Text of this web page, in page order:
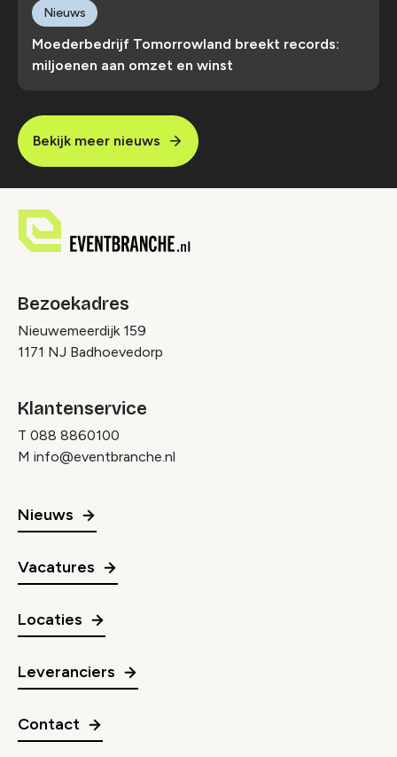
Moederbedrijf Tomorrowland breekt records:
miljoenen aan omzet en winst
Nieuws
Bekijk meer nieuws
Bezoekadres
Nieuwemeerdijk 159
1171 NJ Badhoevedorp
Klantenservice
T 088 8860100
M info@eventbranche.nl
Nieuws
Vacatures
Locaties
Leveranciers
Contact